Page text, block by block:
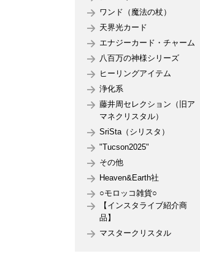
ワンド（魔法の杖）
天界光カード
エナジーカード・チャーム
八百万の神様シリーズ
ヒーリングアイテム
浄化系
藤井周セレクション（旧ア
マネクリスタル）
SriSta（シリスタ）
"Tucson2025"
その他
Heaven&Earth社
○モロッコ雑貨○
【インスタライブ紹介商
品】
マスタークリスタル